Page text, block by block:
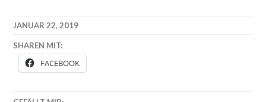
JANUAR 22, 2019
SHAREN MIT:
FACEBOOK